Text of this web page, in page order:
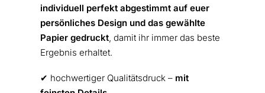
individuell perfekt abgestimmt auf euer
persönliches Design und das gewählte
Papier gedruckt, damit ihr immer das beste
Ergebnis erhaltet.
✔︎ hochwertiger Qualitätsdruck – mit